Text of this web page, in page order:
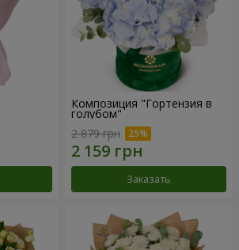
Композиция "Гортензия в
голубом"
2 879 грн
Заказать